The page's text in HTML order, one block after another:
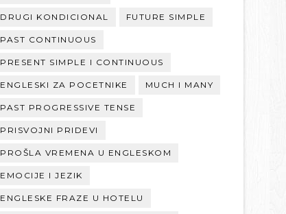
DRUGI KONDICIONAL FUTURE SIMPLE
PAST CONTINUOUS
PRESENT SIMPLE I CONTINUOUS
ENGLESKI ZA POCETNIKE MUCH I MANY
PAST PROGRESSIVE TENSE
PRISVOJNI PRIDEVI
PROŠLA VREMENA U ENGLESKOM
EMOCIJE I JEZIK
ENGLESKE FRAZE U HOTELU